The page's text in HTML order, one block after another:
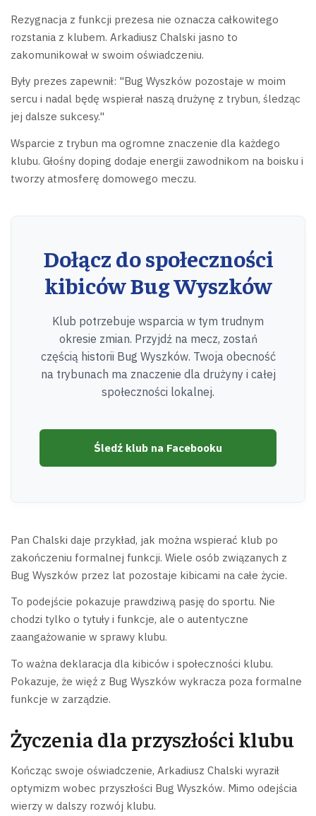
Rezygnacja z funkcji prezesa nie oznacza całkowitego
rozstania z klubem. Arkadiusz Chalski jasno to
zakomunikował w swoim oświadczeniu.
Były prezes zapewnił: "Bug Wyszków pozostaje w moim
sercu i nadal będę wspierał naszą drużynę z trybun, śledząc
jej dalsze sukcesy."
Wsparcie z trybun ma ogromne znaczenie dla każdego
klubu. Głośny doping dodaje energii zawodnikom na boisku i
tworzy atmosferę domowego meczu.
Dołącz do społeczności
kibiców Bug Wyszków
Klub potrzebuje wsparcia w tym trudnym
okresie zmian. Przyjdź na mecz, zostań
częścią historii Bug Wyszków. Twoja obecność
na trybunach ma znaczenie dla drużyny i całej
społeczności lokalnej.
Śledź klub na Facebooku
Pan Chalski daje przykład, jak można wspierać klub po
zakończeniu formalnej funkcji. Wiele osób związanych z
Bug Wyszków przez lat pozostaje kibicami na całe życie.
To podejście pokazuje prawdziwą pasję do sportu. Nie
chodzi tylko o tytuły i funkcje, ale o autentyczne
zaangażowanie w sprawy klubu.
To ważna deklaracja dla kibiców i społeczności klubu.
Pokazuje, że więź z Bug Wyszków wykracza poza formalne
funkcje w zarządzie.
Życzenia dla przyszłości klubu
Kończąc swoje oświadczenie, Arkadiusz Chalski wyraził
optymizm wobec przyszłości Bug Wyszków. Mimo odejścia
wierzy w dalszy rozwój klubu.